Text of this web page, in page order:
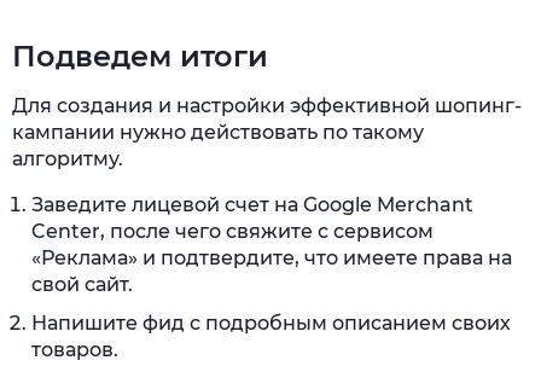
Подведем итоги
Для создания и настройки эффективной шопинг-
кампании нужно действовать по такому
алгоритму.
Заведите лицевой счет на Google Merchant
Center, после чего свяжите с сервисом
«Реклама» и подтвердите, что имеете права на
свой сайт.
Напишите фид с подробным описанием своих
товаров.